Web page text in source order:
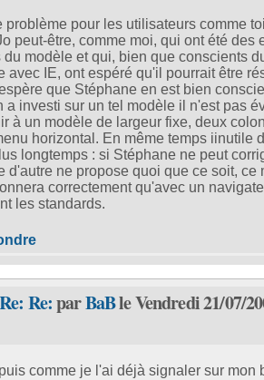
problème pour les utilisateurs comme
peut-être, comme moi, qui ont été des
du modèle et qui, bien que conscients
avec IE, ont espéré qu'il pourrait être
que Stéphane en est bien
a investi sur un tel modèle il n'est pas
à un modèle de largeur fixe, deux
horizontal. En même temps iinutile
longtemps : si Stéphane ne peut
d'autre ne propose quoi que ce soit, ce
correctement qu'avec un
les standards.
Re:parBaBle Vendredi 21/07/
comme je l'ai déjà signaler sur mon